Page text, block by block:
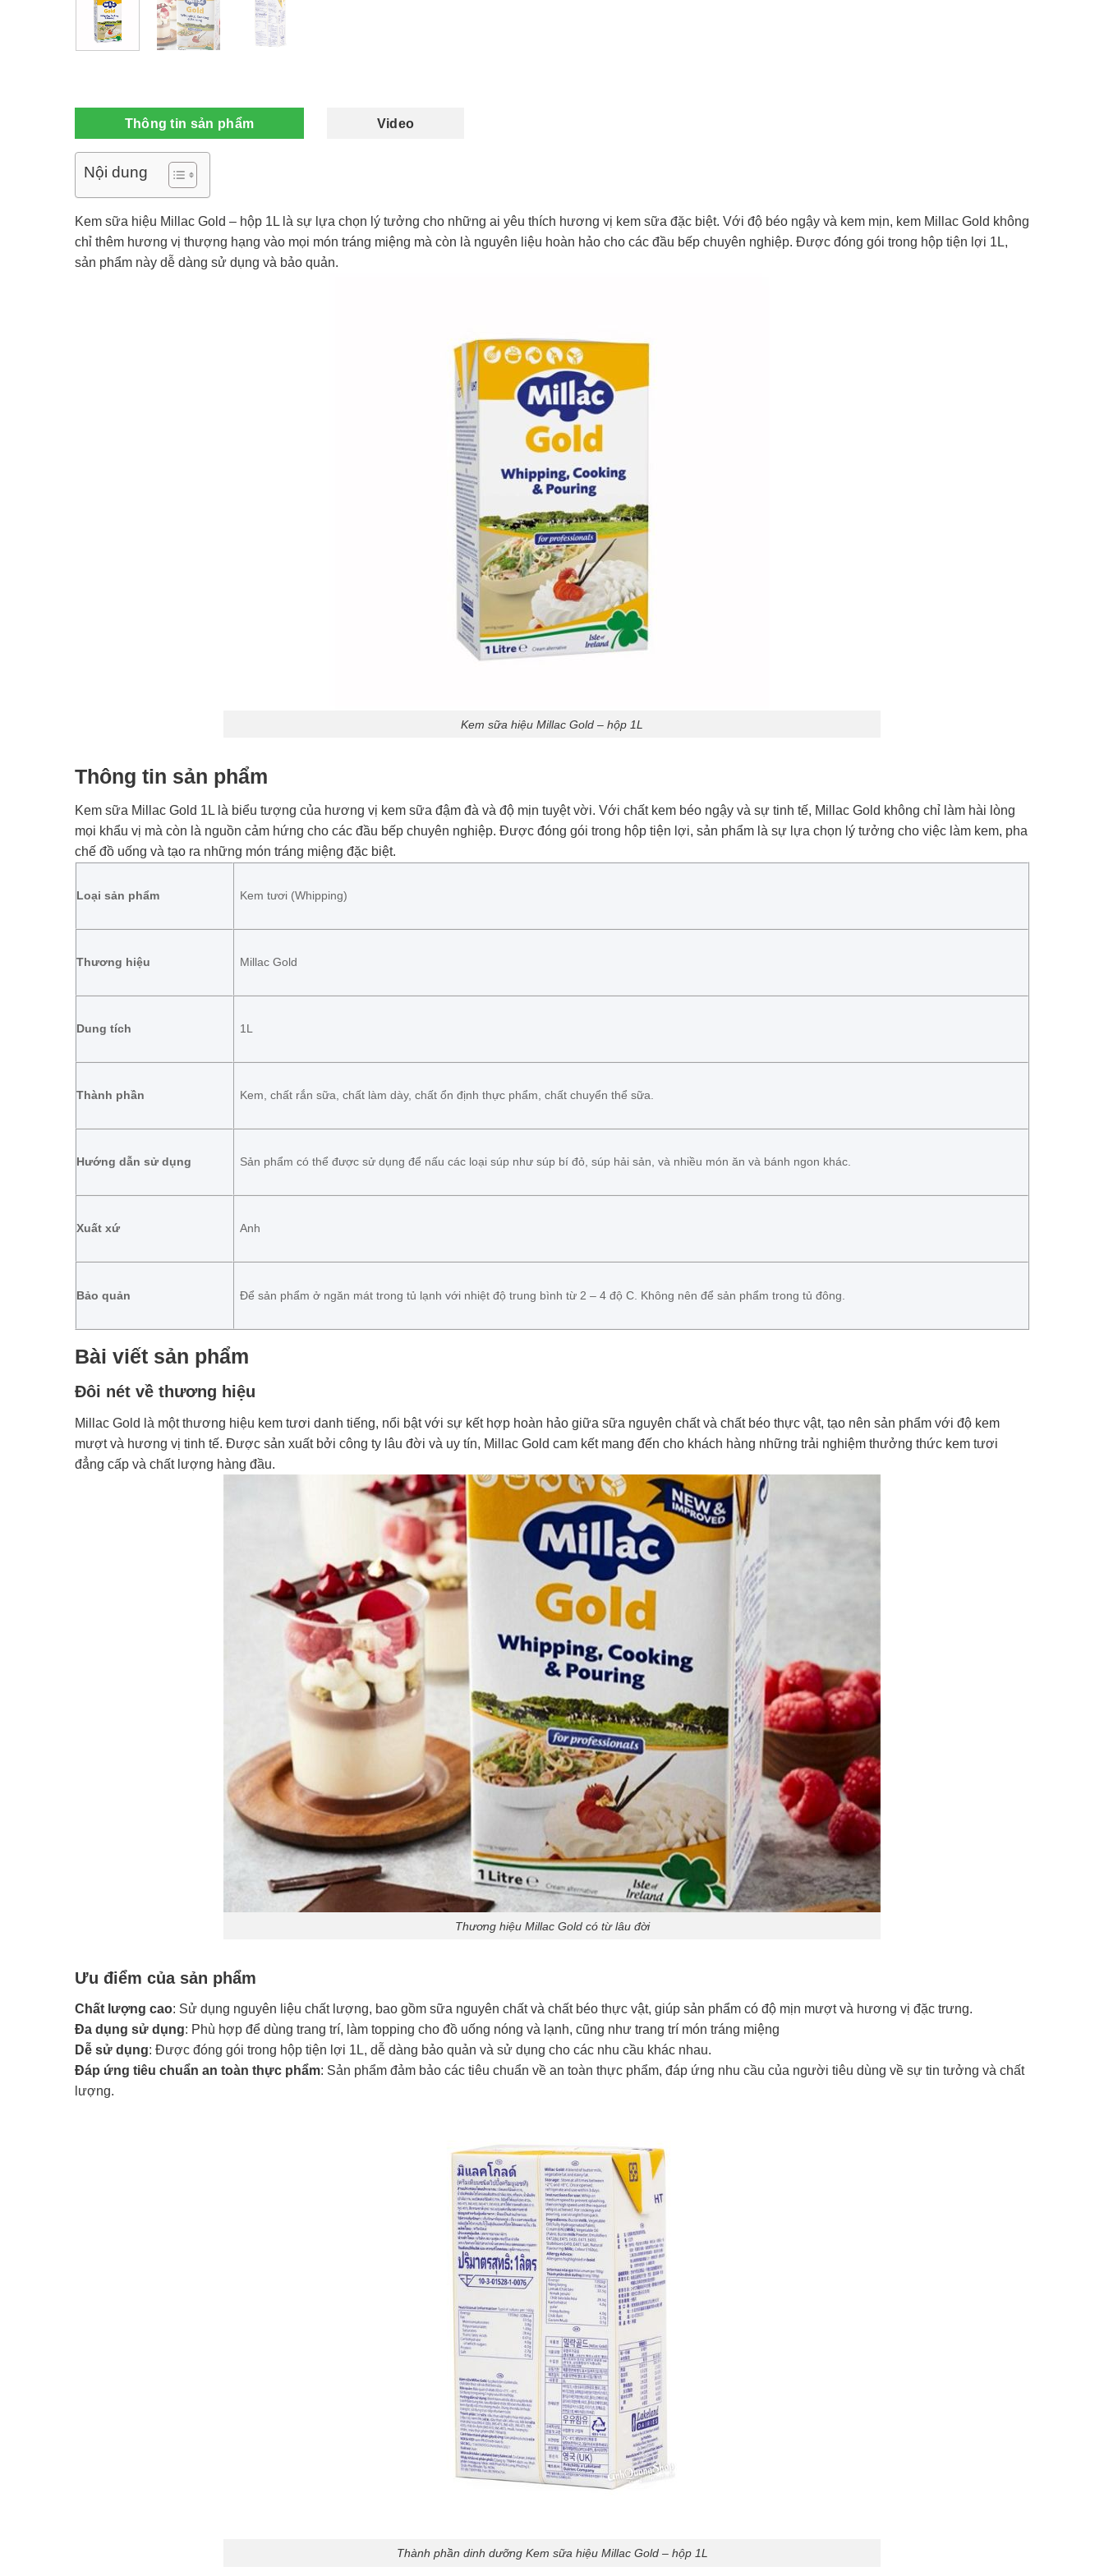
Thông tin sản phẩm Video
Nội dung
Kem sữa hiệu Millac Gold – hộp 1L là sự lựa chọn lý tưởng cho những ai yêu thích hương vị kem sữa đặc biệt. Với độ béo ngậy và kem mịn, kem Millac Gold không
chỉ thêm hương vị thượng hạng vào mọi món tráng miệng mà còn là nguyên liệu hoàn hảo cho các đầu bếp chuyên nghiệp. Được đóng gói trong hộp tiện lợi 1L,
sản phẩm này dễ dàng sử dụng và bảo quản.
Kem sữa hiệu Millac Gold – hộp 1L
Thông tin sản phẩm
Kem sữa Millac Gold 1L là biểu tượng của hương vị kem sữa đậm đà và độ mịn tuyệt vời. Với chất kem béo ngậy và sự tinh tế, Millac Gold không chỉ làm hài lòng
mọi khẩu vị mà còn là nguồn cảm hứng cho các đầu bếp chuyên nghiệp. Được đóng gói trong hộp tiện lợi, sản phẩm là sự lựa chọn lý tưởng cho việc làm kem, pha
chế đồ uống và tạo ra những món tráng miệng đặc biệt.
Loại sản phẩm Kem tươi (Whipping)
Thương hiệu Millac Gold
Dung tích 1L
Thành phần Kem, chất rắn sữa, chất làm dày, chất ổn định thực phẩm, chất chuyển thể sữa.
Hướng dẫn sử dụng Sản phẩm có thể được sử dụng để nấu các loại súp như súp bí đỏ, súp hải sản, và nhiều món ăn và bánh ngon khác.
Xuất xứ Anh
Bảo quản Để sản phẩm ở ngăn mát trong tủ lạnh với nhiệt độ trung bình từ 2 – 4 độ C. Không nên để sản phẩm trong tủ đông.
Bài viết sản phẩm
Đôi nét về thương hiệu
Millac Gold là một thương hiệu kem tươi danh tiếng, nổi bật với sự kết hợp hoàn hảo giữa sữa nguyên chất và chất béo thực vật, tạo nên sản phẩm với độ kem
mượt và hương vị tinh tế. Được sản xuất bởi công ty lâu đời và uy tín, Millac Gold cam kết mang đến cho khách hàng những trải nghiệm thưởng thức kem tươi
đẳng cấp và chất lượng hàng đầu.
Thương hiệu Millac Gold có từ lâu đời
Ưu điểm của sản phẩm
Chất lượng cao: Sử dụng nguyên liệu chất lượng, bao gồm sữa nguyên chất và chất béo thực vật, giúp sản phẩm có độ mịn mượt và hương vị đặc trưng.
Đa dụng sử dụng: Phù hợp để dùng trang trí, làm topping cho đồ uống nóng và lạnh, cũng như trang trí món tráng miệng
Dễ sử dụng: Được đóng gói trong hộp tiện lợi 1L, dễ dàng bảo quản và sử dụng cho các nhu cầu khác nhau.
Đáp ứng tiêu chuẩn an toàn thực phẩm: Sản phẩm đảm bảo các tiêu chuẩn về an toàn thực phẩm, đáp ứng nhu cầu của người tiêu dùng về sự tin tưởng và chất
lượng.
Thành phần dinh dưỡng Kem sữa hiệu Millac Gold – hộp 1L